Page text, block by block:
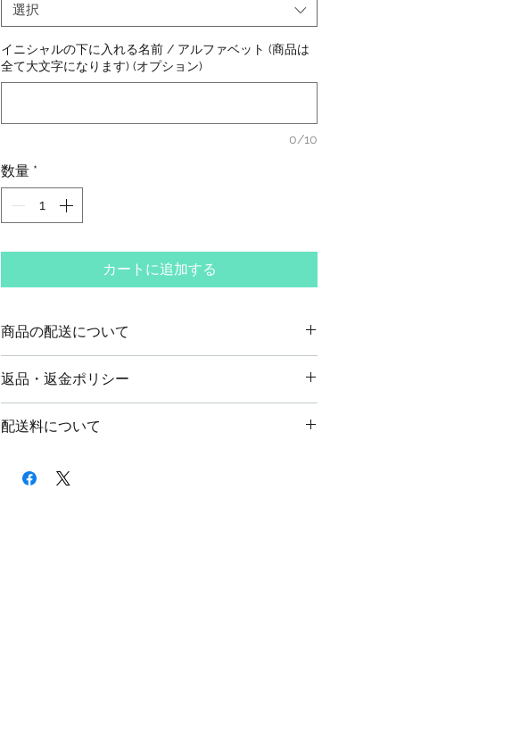
選択
イニシャルの下に入れる名前 / アルファベット (商品は
全て大文字になります) (オプション)
0/10
数量 *
カートに追加する
商品の配送について
いております。
配送料金は地域に関係なく一律400円です。
5,000円以上の購入で配送料は無料になります。
返品・返金ポリシー
到着から7日以内に必ずお問い合わせください。
と同じである場合、商品を交換いたします。
配送料について
5,000円以上の購入で配送料は無料になります。